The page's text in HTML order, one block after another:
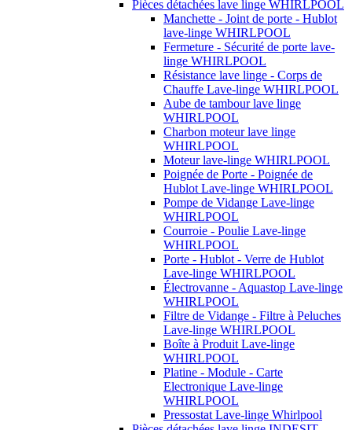
Pièces détachées lave linge WHIRLPOOL
Manchette - Joint de porte - Hublot
lave-linge WHIRLPOOL
Fermeture - Sécurité de porte lave-
linge WHIRLPOOL
Résistance lave linge - Corps de
Chauffe Lave-linge WHIRLPOOL
Aube de tambour lave linge
WHIRLPOOL
Charbon moteur lave linge
WHIRLPOOL
Moteur lave-linge WHIRLPOOL
Poignée de Porte - Poignée de
Hublot Lave-linge WHIRLPOOL
Pompe de Vidange Lave-linge
WHIRLPOOL
Courroie - Poulie Lave-linge
WHIRLPOOL
Porte - Hublot - Verre de Hublot
Lave-linge WHIRLPOOL
Électrovanne - Aquastop Lave-linge
WHIRLPOOL
Filtre de Vidange - Filtre à Peluches
Lave-linge WHIRLPOOL
Boîte à Produit Lave-linge
WHIRLPOOL
Platine - Module - Carte
Electronique Lave-linge
WHIRLPOOL
Pressostat Lave-linge Whirlpool